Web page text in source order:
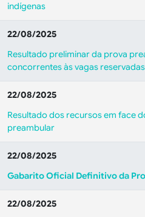
indígenas
22/08/2025
Resultado preliminar da prova
concorrentes às vagas
22/08/2025
Resultado dos recursos em face
preambular
22/08/2025
Gabarito Oficial Definitivo da
22/08/2025